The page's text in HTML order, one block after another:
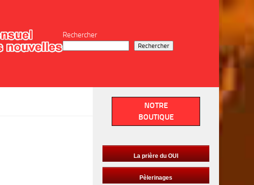
Rechercher
Rechercher
NOTRE
BOUTIQUE
La prière du OUI
Pèlerinages